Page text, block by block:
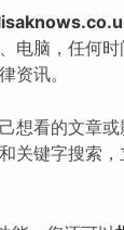
电脑，任何
资讯。
想看的文章
关键字搜索，